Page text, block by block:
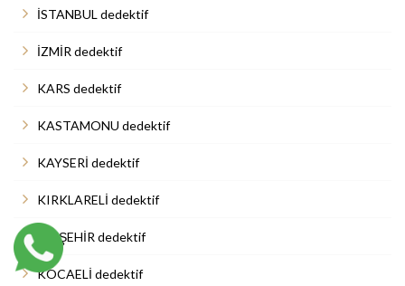
İSTANBUL dedektif
İZMİR dedektif
KARS dedektif
KASTAMONU dedektif
KAYSERİ dedektif
KIRKLARELİ dedektif
KIRŞEHİR dedektif
KOCAELİ dedektif